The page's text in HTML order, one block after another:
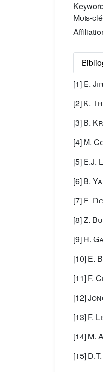
Mots-
[1] E.
[2] K.
[3] B.
[4] M.
[5] E.J.
[6] B.
[7] E.
[8]Z.
[9] H.
[10] E.
[11] F.
[12]
[13] F.
[14] M.
[15]